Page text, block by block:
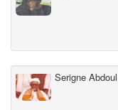
Serigne